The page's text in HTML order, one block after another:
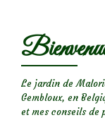
Le jardin de
Gembloux, en
et mes conseils de